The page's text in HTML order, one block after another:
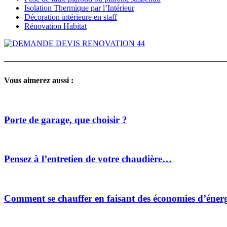
Isolation Thermique par l’Intérieur
Décoration intérieure en staff
Rénovation Habitat
Vous aimerez aussi :
Porte de garage, que choisir ?
Pensez à l’entretien de votre chaudière…
Comment se chauffer en faisant des économies